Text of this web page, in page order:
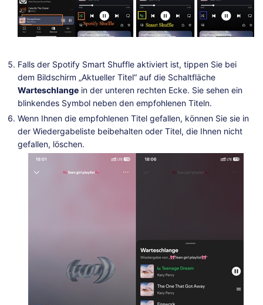
Falls der Spotify Smart Shuffle aktiviert ist, tippen Sie bei
dem Bildschirm „Aktueller Titel“ auf die Schaltfläche
Warteschlange in der unteren rechten Ecke. Sie sehen ein
blinkendes Symbol neben den empfohlenen Titeln.
Wenn Ihnen die empfohlenen Titel gefallen, können Sie sie in
der Wiedergabeliste beibehalten oder Titel, die Ihnen nicht
gefallen, löschen.